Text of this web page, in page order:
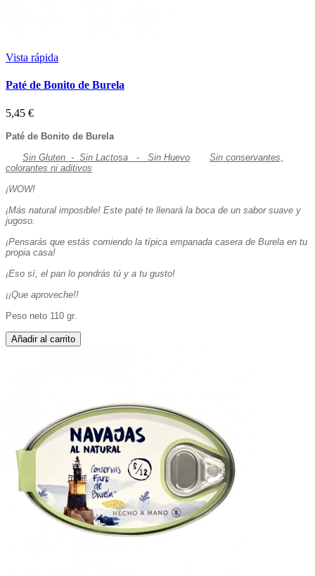
Vista rápida
Paté de Bonito de Burela
5,45 €
Paté de Bonito de Burela
Sin Gluten - Sin Lactosa - Sin Huevo
Sin conservantes,
colorantes ni aditivos
¡WOW!
¡Más natural imposible! Este paté te llenará la boca de un sabor suave y
jugoso.
¡Pensarás que estás comiendo la típica empanada casera de Burela en tu
propia casa!
¡Eso sí, el pan lo pondrás tú y a tu gusto!
¡¡Que aproveche!!
Peso neto 110 gr.
Añadir al carrito